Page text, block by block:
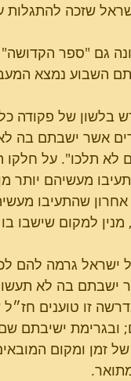
שזכה להתגלות
גם "ספר הקדושה"
השבוע נמצא
בלשון של פקודה
אשר ישבתם בה
לא תלכו". על חלקו
מעשיהם יותר
אחרון שהתעיבו
למקום שישבו
ישראל גרמה להם
ישבתם בה לא
בדרשה זו טוענים
ובגרימת ישיבתם
של זמן ומקום